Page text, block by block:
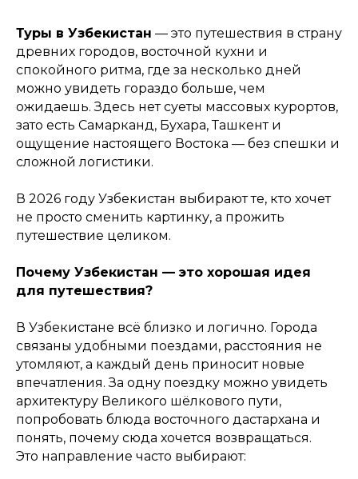
Туры в Узбекистан — это путешествия в страну
древних городов, восточной кухни и
спокойного ритма, где за несколько дней
можно увидеть гораздо больше, чем
ожидаешь. Здесь нет суеты массовых курортов,
зато есть Самарканд, Бухара, Ташкент и
ощущение настоящего Востока — без спешки и
сложной логистики.
В 2026 году Узбекистан выбирают те, кто хочет
не просто сменить картинку, а прожить
путешествие целиком.
Почему Узбекистан — это хорошая идея
для путешествия?
В Узбекистане всё близко и логично. Города
связаны удобными поездами, расстояния не
утомляют, а каждый день приносит новые
впечатления. За одну поездку можно увидеть
архитектуру Великого шёлкового пути,
попробовать блюда восточного дастархана и
понять, почему сюда хочется возвращаться.
Это направление часто выбирают: